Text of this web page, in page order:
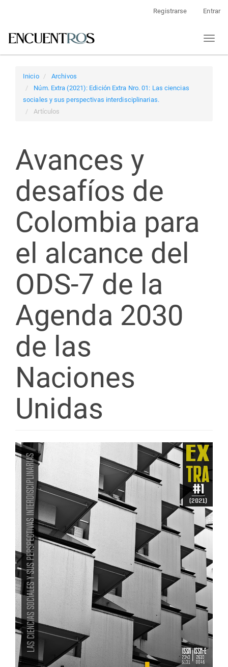
principal
Registrarse Entrar
Toggle
Inicio
Archivos
Núm. Extra (2021): Edición Extra Nro. 01: Las ciencias
sociales y sus perspectivas interdisciplinarias.
Artículos
Avances y
desafíos de
Colombia para
el alcance del
ODS-7 de la
Agenda 2030
de las
Naciones
Unidas
Barra
lateral
del
artículo